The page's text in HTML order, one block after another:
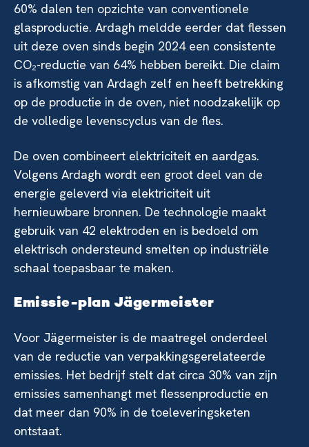
60% dalen ten opzichte van conventionele
glasproductie. Ardagh meldde eerder dat flessen
uit deze oven sinds begin 2024 een consistente
CO₂-reductie van 64% hebben bereikt. Die claim
is afkomstig van Ardagh zelf en heeft betrekking
op de productie in de oven, niet noodzakelijk op
de volledige levenscyclus van de fles.
De oven combineert elektriciteit en aardgas.
Volgens Ardagh wordt een groot deel van de
energie geleverd via elektriciteit uit
hernieuwbare bronnen. De technologie maakt
gebruik van 42 elektroden en is bedoeld om
elektrisch ondersteund smelten op industriële
schaal toepasbaar te maken.
Emissie-plan Jägermeister
Voor Jägermeister is de maatregel onderdeel
van de reductie van verpakkingsgerelateerde
emissies. Het bedrijf stelt dat circa 30% van zijn
emissies samenhangt met flessenproductie en
dat meer dan 90% in de toeleveringsketen
ontstaat.